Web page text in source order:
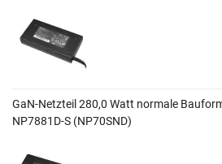
GaN-Netzteil 280,0 Watt normale
NP7881D-S (NP70SND)